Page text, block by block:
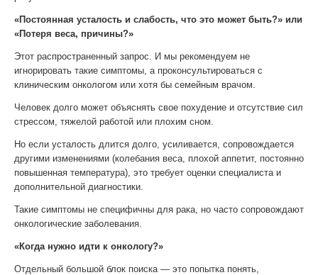
«Постоянная усталость и слабость, что это может быть?» или
«Потеря веса, причины?»
Этот распространенный запрос. И мы рекомендуем не
игнорировать такие симптомы, а проконсультироваться с
клиническим онкологом или хотя бы семейным врачом.
Человек долго может объяснять свое похудение и отсутствие сил
стрессом, тяжелой работой или плохим сном.
Но если усталость длится долго, усиливается, сопровождается
другими изменениями (колебания веса, плохой аппетит, постоянно
повышенная температура), это требует оценки специалиста и
дополнительной диагностики.
Такие симптомы не специфичны для рака, но часто сопровождают
онкологические заболевания.
«Когда нужно идти к онкологу?»
Отдельный большой блок поиска — это попытка понять,